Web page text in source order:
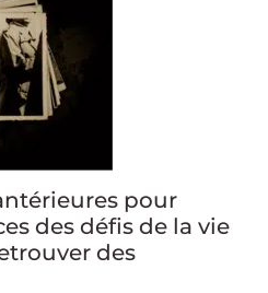
pour
des défis de la vie
des